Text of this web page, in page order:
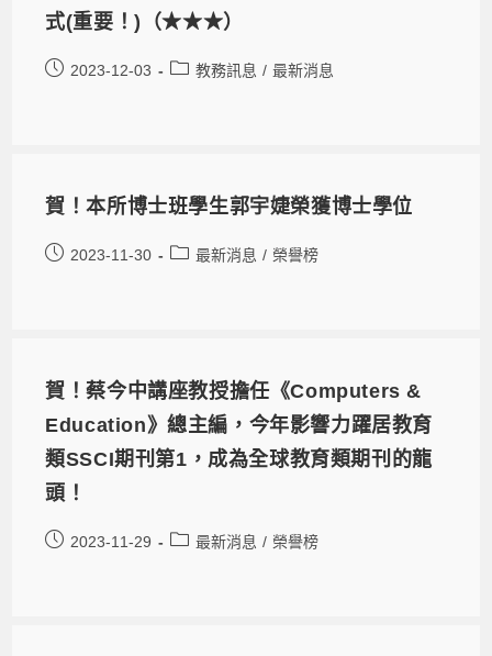
式(重要！)（★★★）
2023-12-03 教務訊息 / 最新消息
賀！本所博士班學生郭宇婕榮獲博士學位
2023-11-30 最新消息 / 榮譽榜
賀！蔡今中講座教授擔任《Computers &
Education》總主編，今年影響力躍居教育
類SSCI期刊第1，成為全球教育類期刊的龍
頭！
2023-11-29 最新消息 / 榮譽榜